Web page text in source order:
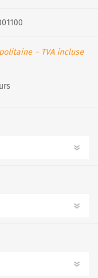
– TVA incluse